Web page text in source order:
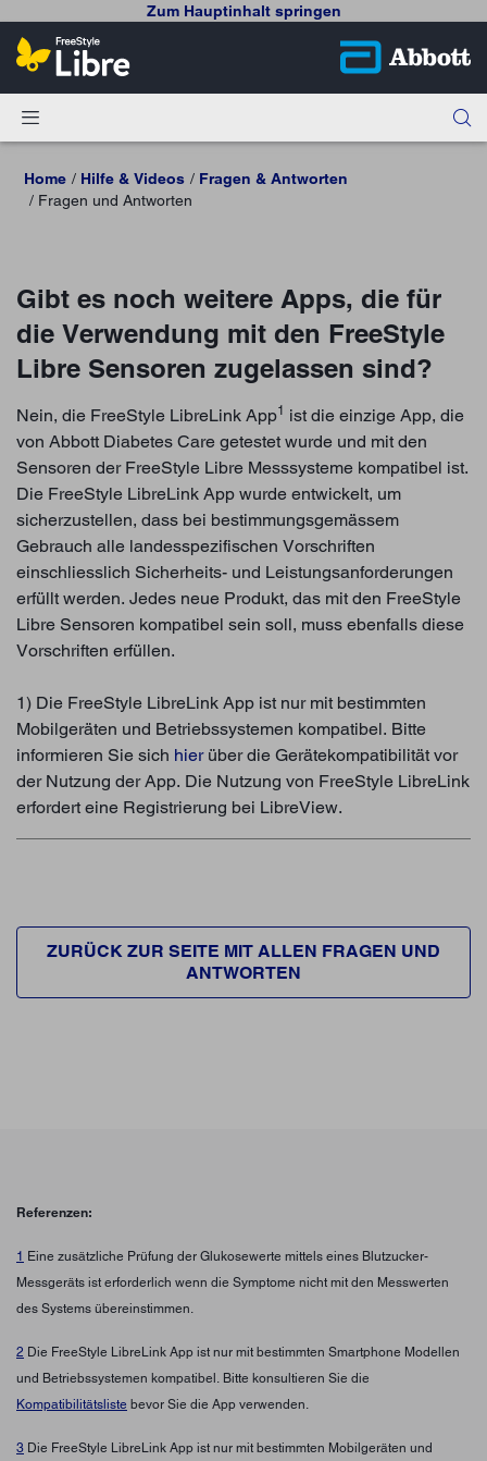
Zum Hauptinhalt springen
Home Hilfe & Videos
Fragen & Antworten
Fragen und Antworten
Gibt es noch weitere Apps, die für
die Verwendung mit den FreeStyle
Libre Sensoren zugelassen sind?
Nein, die FreeStyle LibreLink App1 ist die einzige App, die
von Abbott Diabetes Care getestet wurde und mit den
Sensoren der FreeStyle Libre Messsysteme kompatibel ist.
Die FreeStyle LibreLink App wurde entwickelt, um
sicherzustellen, dass bei bestimmungsgemässem
Gebrauch alle landesspezifischen Vorschriften
einschliesslich Sicherheits- und Leistungsanforderungen
erfüllt werden. Jedes neue Produkt, das mit den FreeStyle
Libre Sensoren kompatibel sein soll, muss ebenfalls diese
Vorschriften erfüllen.
1) Die FreeStyle LibreLink App ist nur mit bestimmten
Mobilgeräten und Betriebssystemen kompatibel. Bitte
informieren Sie sich hierüber die Gerätekompatibilität vor
der Nutzung der App. Die Nutzung von FreeStyle LibreLink
erfordert eine Registrierung bei LibreView.
ZURÜCK ZUR SEITE MIT ALLEN FRAGEN UND
ANTWORTEN
Referenzen:
1 Eine zusätzliche Prüfung der Glukosewerte mittels eines Blutzucker-
Messgeräts ist erforderlich wenn die Symptome nicht mit den Messwerten
des Systems übereinstimmen.
2 Die FreeStyle LibreLink App ist nur mit bestimmten Smartphone Modellen
und Betriebssystemen kompatibel. Bitte konsultieren Sie die
Kompatibilitätsliste bevor Sie die App verwenden.
3 Die FreeStyle LibreLink App ist nur mit bestimmten Mobilgeräten und